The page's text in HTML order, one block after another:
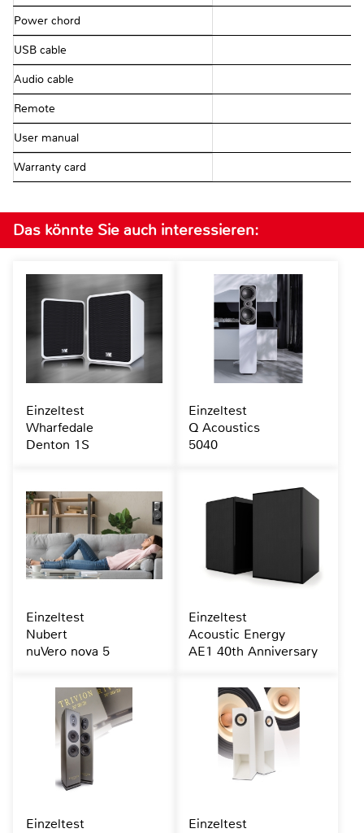
Power chord
USB cable
Audio cable
Remote
User manual
Warranty card
Das könnte Sie auch interessieren:
Einzeltest
Wharfedale
Denton 1S
Einzeltest
Q Acoustics
5040
Einzeltest
Nubert
nuVero nova 5
Einzeltest
Acoustic Energy
AE1 40th Anniversary
Einzeltest
Einzeltest